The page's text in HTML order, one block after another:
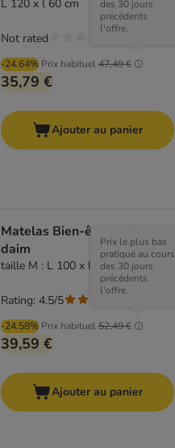
L 120 x l 60 cm
-24.64% Prix habituel47,49 €
des 30 jours
précédents
l'offre.
35,79 €
Not rated
Ajouter au panier
Matelas Bien-être en faux
daim
taille M : L 100 x l 70 x H 6 cm
-24.58% Prix habituel52,49 €
Prix le plus bas
pratiqué au cours
des 30 jours
précédents
l'offre.
39,59 €
Rating: 4.5/5
Ajouter au panier